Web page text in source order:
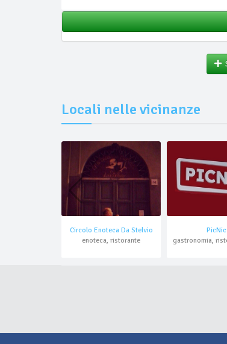
Locali nelle vicinanze
Circolo Enoteca Da Stelvio
enoteca, ristorante
PicNic